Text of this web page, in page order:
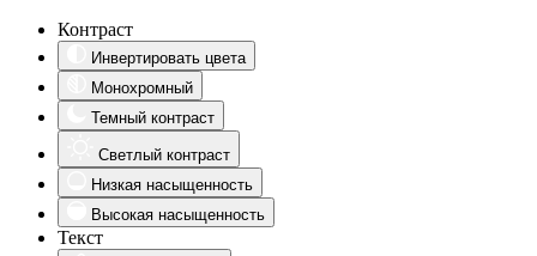
Контраст
Инвертировать цвета
Монохромный
Темный контраст
Светлый контраст
Низкая насыщенность
Высокая насыщенность
Текст